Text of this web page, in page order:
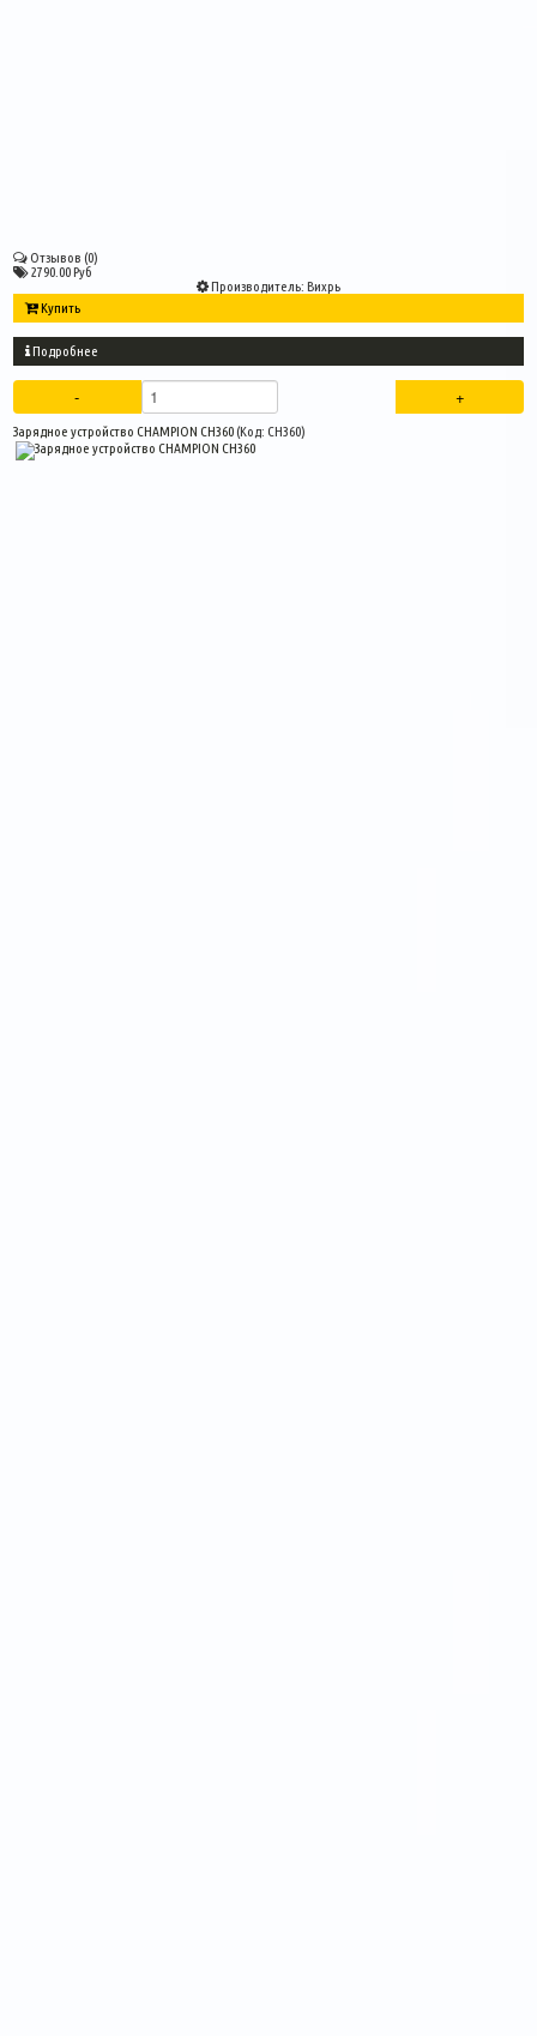
Отзывов (0)
2790.00 Руб
Производитель: Вихрь
Купить
Подробнее
Зарядное устройство CHAMPION CH360 (Код: CH360)